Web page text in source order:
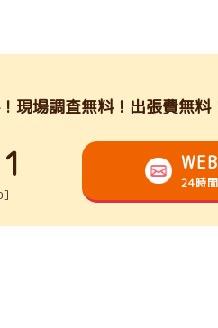
現場調査無料！出張費無料
24時